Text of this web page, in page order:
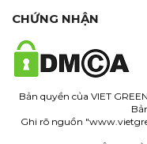
CHỨNG NHẬN
Bản quyền của VIET
Ghi rõ nguồn "www.